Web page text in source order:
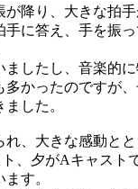
降り、大きな拍
手に答え、手を振
したし、音楽的
かったのですが
した。
、大きな感動と
、夕がAキャスト
す。